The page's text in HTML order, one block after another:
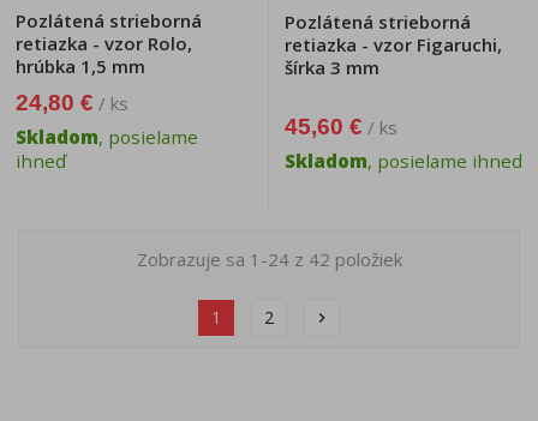
Pozlátená strieborná
retiazka - vzor Rolo,
hrúbka 1,5 mm
24,80 € / ks
Skladom, posielame
ihneď
Pozlátená strieborná
retiazka - vzor Figaruchi,
šírka 3 mm
45,60 € / ks
Skladom, posielame ihneď
Zobrazuje sa 1-24 z 42 položiek
1 2 chevron_right